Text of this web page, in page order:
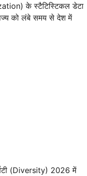
के स्टैटिस्टिकल डेटा
को लंबे समय से देश में
(Diversity) 2026 में